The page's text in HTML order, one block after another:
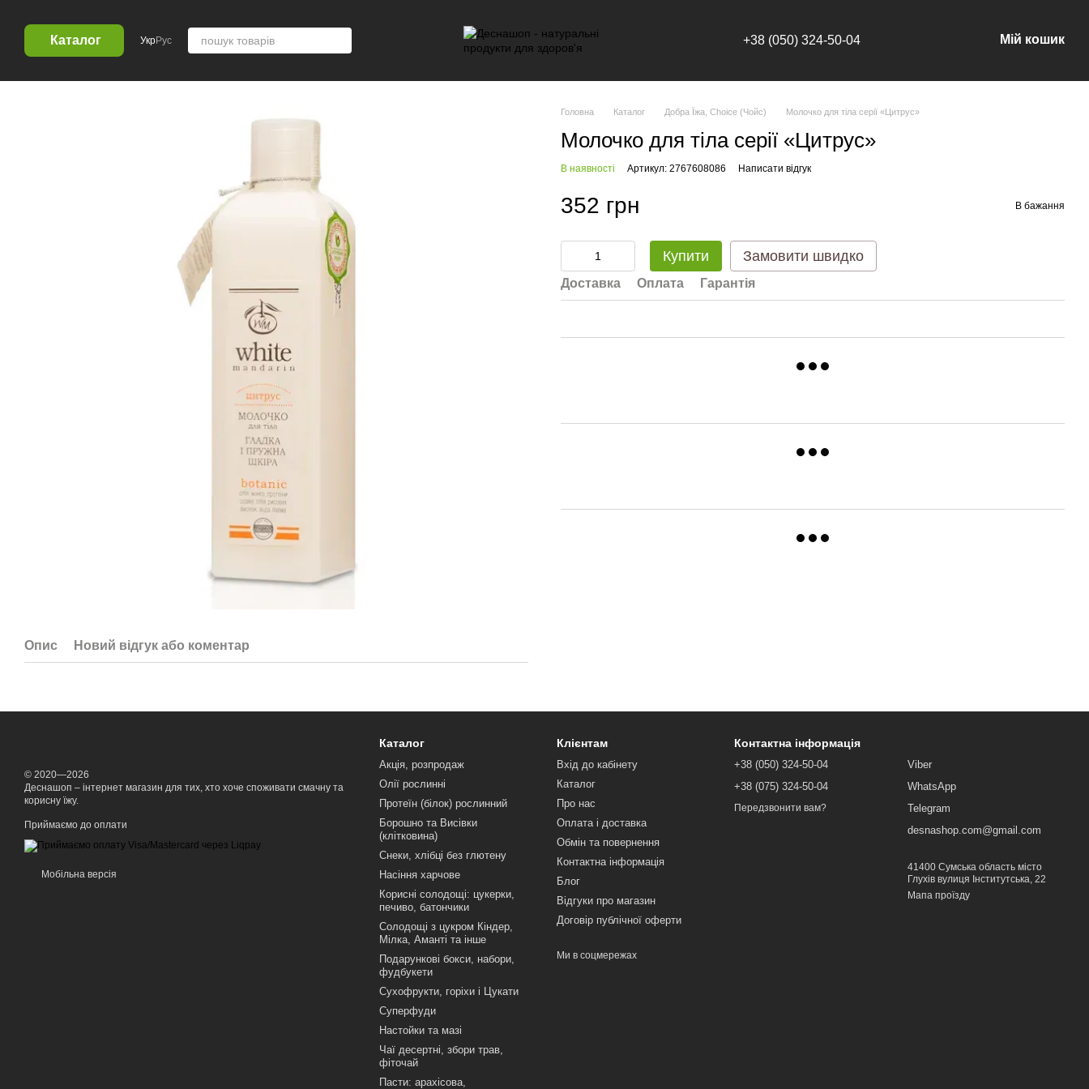
Каталог УкрРус +38 (050) 324-50-04 Мій кошик
Опис Новий відгук або коментар
Головна Каталог Добра Їжа, Choice (Чойс) Молочко для тіла серії «Цитрус»
Молочко для тіла серії «Цитрус»
В наявності Артикул: 2767608086 Написати відгук
352 грн В бажання
Купити Замовити швидко
Доставка Оплата Гарантія
© 2020—2026
Деснашоп – інтернет магазин для тих, хто хоче споживати смачну та
корисну їжу.
Приймаємо до оплати
Мобільна версія
Каталог
Акція, розпродаж
Олії рослинні
Протеїн (білок) рослинний
Борошно та Висівки
(клітковина)
Снеки, хлібці без глютену
Насіння харчове
Корисні солодощі: цукерки,
печиво, батончики
Солодощі з цукром Кіндер,
Мілка, Аманті та інше
Подарункові бокси, набори,
фудбукети
Сухофрукти, горіхи і Цукати
Суперфуди
Настойки та мазі
Чаї десертні, збори трав,
фіточай
Пасти: арахісова,
Клієнтам
Вхід до кабінету
Каталог
Про нас
Оплата і доставка
Обмін та повернення
Контактна інформація
Блог
Відгуки про магазин
Договір публічної оферти
Ми в соцмережах
Контактна інформація
+38 (050) 324-50-04
+38 (075) 324-50-04
Передзвонити вам?
Viber
WhatsApp
Telegram
desnashop.com@gmail.com
41400 Сумська область місто
Глухів вулиця Інститутська, 22
Мапа проїзду